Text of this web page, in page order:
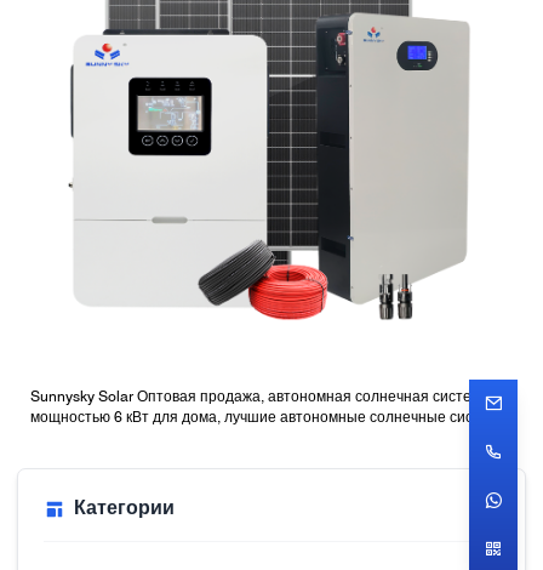
Sunnysky Solar Оптовая продажа, автономная солнечная система
мощностью 6 кВт для дома, лучшие автономные солнечные системы
Категории